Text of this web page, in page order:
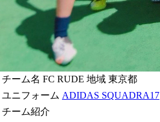
チーム名 FC RUDE 地域 東京都
ユニフォーム ADIDAS SQUADRA17
チーム紹介